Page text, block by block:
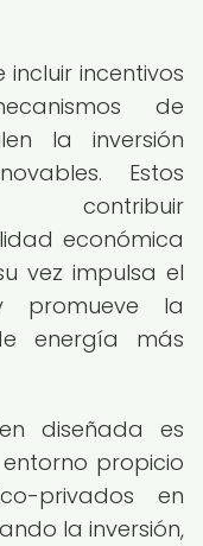
incentivos
de
la inversión
Estos
contribuir
económica
vez impulsa el
promueve la
energía más
diseñada es
propicio
privados en
la inversión,